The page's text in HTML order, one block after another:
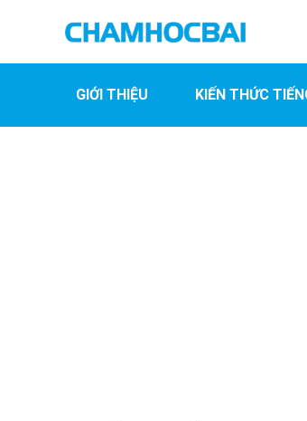
GIỚI THIỆU KIẾN THỨC